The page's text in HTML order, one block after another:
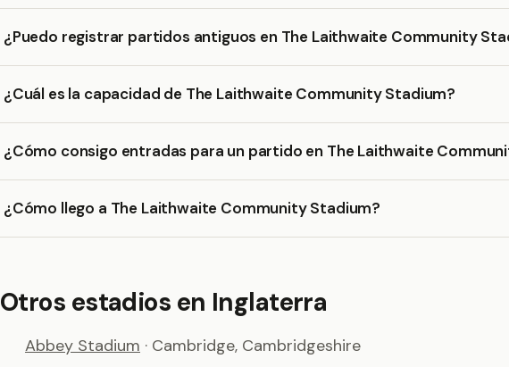
¿Puedo registrar partidos antiguos en The Laithwaite Community
¿Cuál es la capacidad de The Laithwaite Community Stadium?
¿Cómo consigo entradas para un partido en The Laithwaite
¿Cómo llego a The Laithwaite Community Stadium?
Otros estadios en Inglaterra
Abbey Stadium · Cambridge, Cambridgeshire